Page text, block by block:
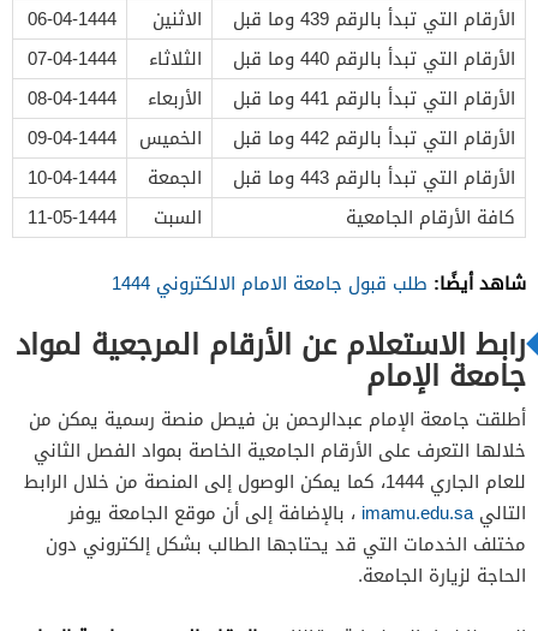
الأرقام التي تبدأ بالرقم 439 وما قبل
الاثنين
06-04-1444
الأرقام التي تبدأ بالرقم 440 وما قبل
الثلاثاء
07-04-1444
الأرقام التي تبدأ بالرقم 441 وما قبل
الأربعاء
08-04-1444
الأرقام التي تبدأ بالرقم 442 وما قبل
الخميس
09-04-1444
الأرقام التي تبدأ بالرقم 443 وما قبل
الجمعة
10-04-1444
كافة الأرقام الجامعية
السبت 11-05-1444
شاهد أيضًا: طلب قبول جامعة الامام الالكتروني 1444
رابط الاستعلام عن الأرقام المرجعية لمواد
جامعة الإمام
أطلقت جامعة الإمام عبدالرحمن بن فيصل منصة رسمية يمكن من
خلالها التعرف على الأرقام الجامعية الخاصة بمواد الفصل الثاني
للعام الجاري 1444، كما يمكن الوصول إلى المنصة من خلال الرابط
التاليimamu.edu.sa ، بالإضافة إلى أن موقع الجامعة يوفر
مختلف الخدمات التي قد يحتاجها الطالب بشكل إلكتروني دون
الحاجة لزيارة الجامعة.